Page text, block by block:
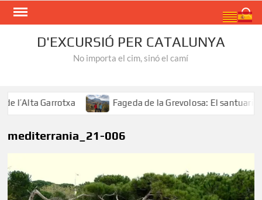
Skip
D'EXCURSIÓ PER CATALUNYA
No importa el cim, sinó el camí
Garrotxa Fageda de la Grevolosa: El santuari dels
mediterrania_21-006